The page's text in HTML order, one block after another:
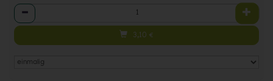
Anzahl
3,10 €